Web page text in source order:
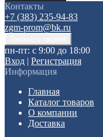
Контакты
+7 (383) 235-94-83
zgm-prom@bk.ru
пн-пт: с 9:00 до 18:00
Вход | Регистрация
Информация
Главная
Каталог товаров
О компании
Доставка